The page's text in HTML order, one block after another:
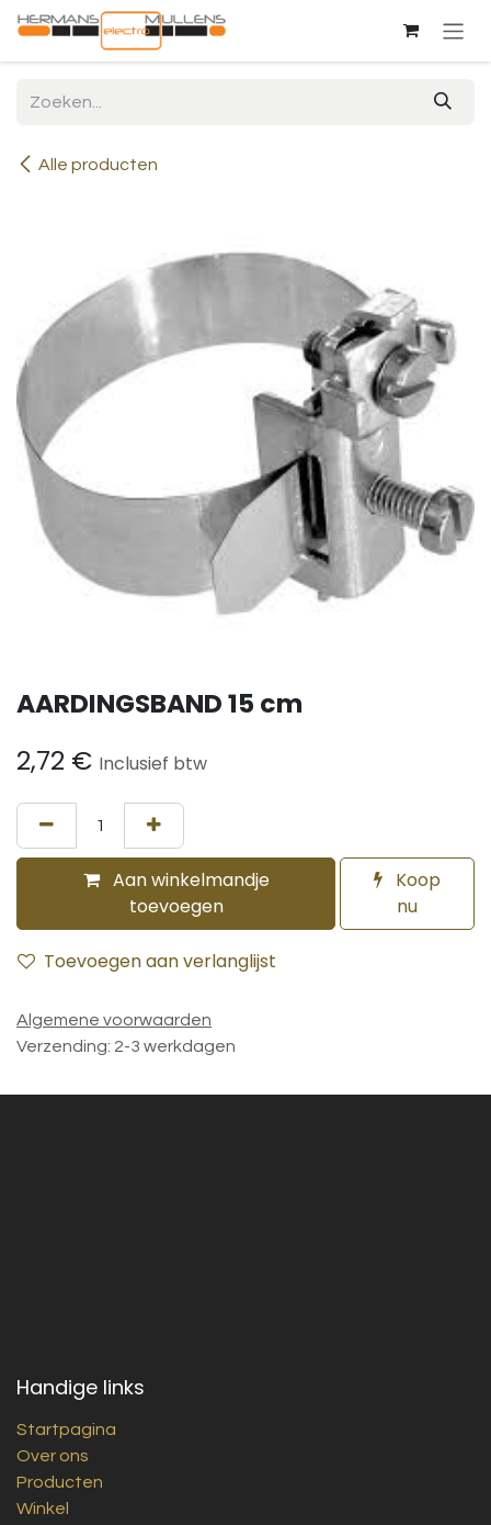
Overslaan naar inhoud
Alle producten
AARDINGSBAND 15 cm
2,72 € Inclusief btw
Aan winkelmandje
toevoegen
Koop
nu
Toevoegen aan verlanglijst
Algemene voorwaarden
Verzending: 2-3 werkdagen
Handige links
Startpagina
Over ons
Producten
Winkel